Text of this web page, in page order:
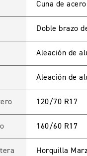
Cuna de
Doble brazo
Aleación de
Aleación de
120/70 R17
160/60 R17
Horquilla